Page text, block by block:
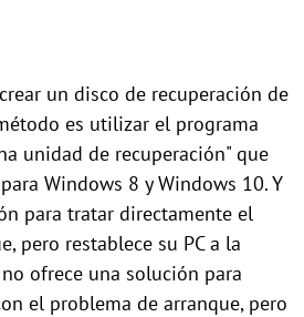
un disco de recuperación de
es utilizar el programa
unidad de recuperación" que
Windows 8 y Windows 10. Y
para tratar directamente el
pero restablece su PC a la
ofrece una solución para
el problema de arranque, pero